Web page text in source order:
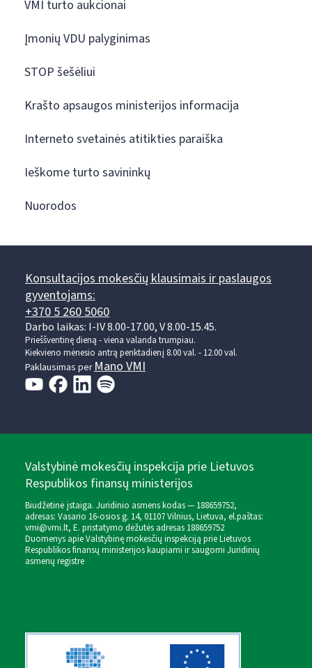
VMI turto aukcionai
Įmonių VDU palyginimas
STOP šešėliui
Krašto apsaugos ministerijos informacija
Interneto svetainės atitikties paraiška
Ieškome turto savininkų
Nuorodos
Konsultacijos mokesčių klausimais ir paslaugos
gyventojams:
+370 5 260 5060
Darbo laikas: I-IV 8.00-17.00, V 8.00-15.45.
Prieššventinę dieną - viena valanda trumpiau.
Kiekvieno mėnesio antrą penktadienį 8.00 val. - 12.00 val.
Paklausimas perMano VMI
Valstybinė mokesčių inspekcija prie Lietuvos
Respublikos finansų ministerijos
Biudžetinė įstaiga. Juridinio asmens kodas — 188659752,
adresas: Vasario 16-osios g. 14, 01107 Vilnius, Lietuva, el.paštas:
vmi@vmi.lt, E. pristatymo dėžutės adresas 188659752
Duomenys apie Valstybinę mokesčių inspekciją prie Lietuvos
Respublikos finansų ministerijos kaupiami ir saugomi Juridinių
asmenų registre